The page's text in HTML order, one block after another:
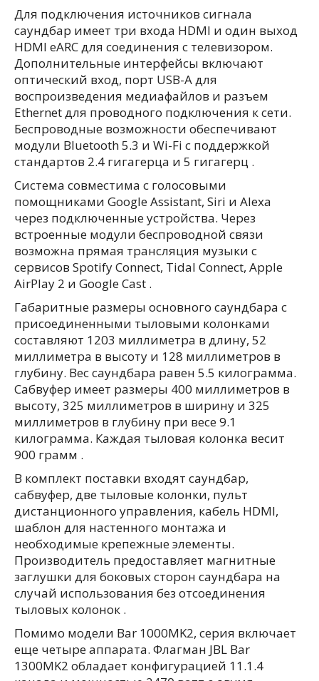
Для подключения источников сигнала
саундбар имеет три входа HDMI и один выход
HDMI eARC для соединения с телевизором.
Дополнительные интерфейсы включают
оптический вход, порт USB-A для
воспроизведения медиафайлов и разъем
Ethernet для проводного подключения к сети.
Беспроводные возможности обеспечивают
модули Bluetooth 5.3 и Wi-Fi с поддержкой
стандартов 2.4 гигагерца и 5 гигагерц .
Система совместима с голосовыми
помощниками Google Assistant, Siri и Alexa
через подключенные устройства. Через
встроенные модули беспроводной связи
возможна прямая трансляция музыки с
сервисов Spotify Connect, Tidal Connect, Apple
AirPlay 2 и Google Cast .
Габаритные размеры основного саундбара с
присоединенными тыловыми колонками
составляют 1203 миллиметра в длину, 52
миллиметра в высоту и 128 миллиметров в
глубину. Вес саундбара равен 5.5 килограмма.
Сабвуфер имеет размеры 400 миллиметров в
высоту, 325 миллиметров в ширину и 325
миллиметров в глубину при весе 9.1
килограмма. Каждая тыловая колонка весит
900 грамм .
В комплект поставки входят саундбар,
сабвуфер, две тыловые колонки, пульт
дистанционного управления, кабель HDMI,
шаблон для настенного монтажа и
необходимые крепежные элементы.
Производитель предоставляет магнитные
заглушки для боковых сторон саундбара на
случай использования без отсоединения
тыловых колонок .
Помимо модели Bar 1000MK2, серия включает
еще четыре аппарата. Флагман JBL Bar
1300MK2 обладает конфигурацией 11.1.4